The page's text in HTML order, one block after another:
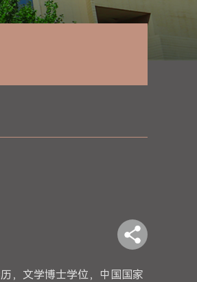
，文学博士学位，中国国家